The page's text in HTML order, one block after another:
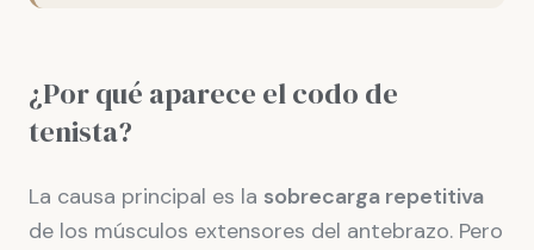
¿Por qué aparece el codo de
tenista?
La causa principal es la sobrecarga repetitiva
de los músculos extensores del antebrazo. Pero